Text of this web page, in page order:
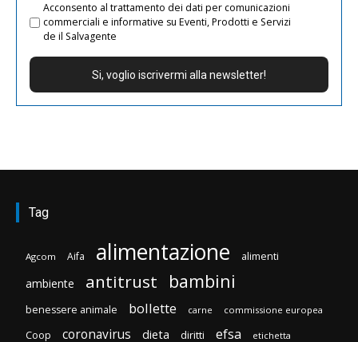
Acconsento al trattamento dei dati per comunicazioni
commerciali e informative su Eventi, Prodotti e Servizi
de il Salvagente
Tag
Agcom Aifa alimentazione alimenti
ambiente antitrust bambini
benessere animale bollette carne commissione europea
Coop coronavirus dieta diritti efsa etichetta